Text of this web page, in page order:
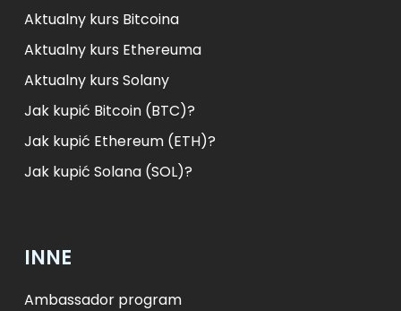
Aktualny kurs Bitcoina
Aktualny kurs Ethereuma
Aktualny kurs Solany
Jak kupić Bitcoin (BTC)?
Jak kupić Ethereum (ETH)?
Jak kupić Solana (SOL)?
INNE
Ambassador program